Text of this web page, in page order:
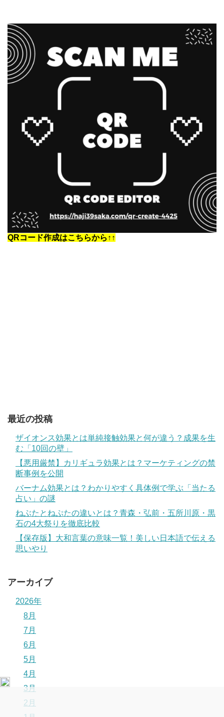
QRコード作成はこちらから↑↑
最近の投稿
ザイオンス効果とは単純接触効果と何が違う？成果を生
む「10回の壁」
【悪用厳禁】カリギュラ効果とは？マーケティングの禁
断事例を公開
バーナム効果とは？わかりやすく具体例で学ぶ「当たる
占い」の謎
ねぶたとねぷたの違いとは？青森・弘前・五所川原・黒
石の4大祭りを徹底比較
【保存版】大和言葉の意味一覧！美しい日本語で伝える
思いやり
アーカイブ
2026年
8月
7月
6月
5月
4月
3月
2月